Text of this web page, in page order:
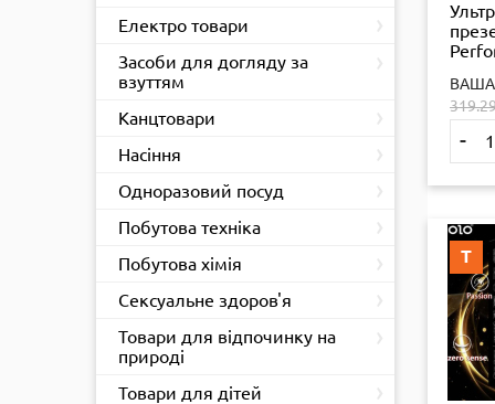
Електро товари
Засоби для догляду за
взуттям
Канцтовари
Насіння
Одноразовий посуд
Побутова техніка
Побутова хімія
Сексуальне здоров'я
Товари для відпочинку на
природі
Товари для дітей
ВАША
-
Т